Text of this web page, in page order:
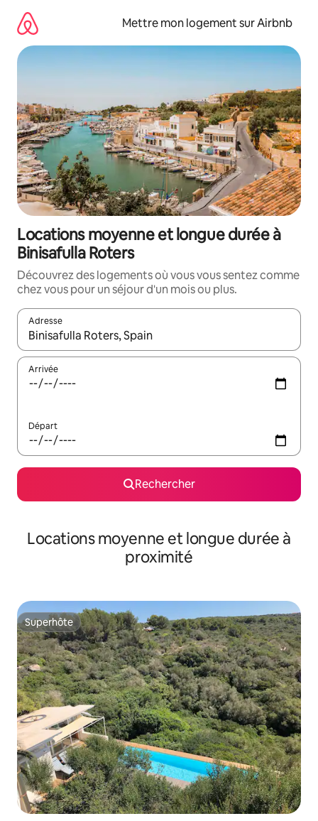
directement
contenu
Mettre mon logement sur Airbnb
Locations moyenne et longue durée à
Binisafulla Roters
Découvrez des logements où vous vous sentez comme
chez vous pour un séjour d'un mois ou plus.
Adresse
Lorsque les résultats s'affichent, utilisez les flèches vers le
Arrivée
Départ
Rechercher
Locations moyenne et longue durée à
proximité
Superhôte
Superhôte